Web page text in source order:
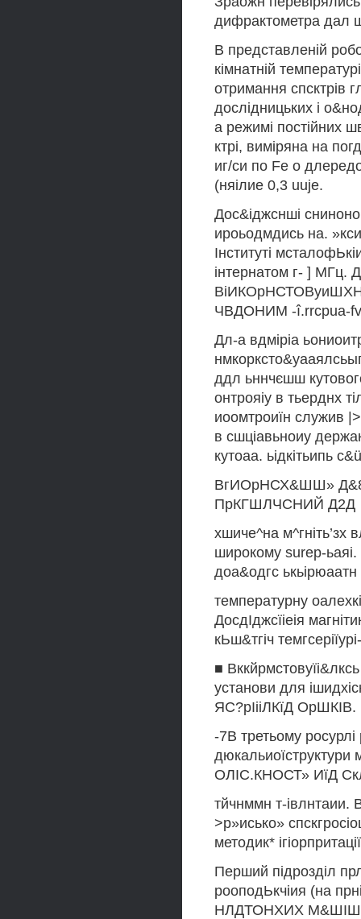
дифрактометра дал
В представленій
кімнатній
отримання спсктрів
дослідницьких і
а режимі постійних
ктрі, виміряна на
иг/си по Fe о
(няілие 0,3 uuje.
Дос&іджснші
ироьодмдись на.
Інституті
інтернатом г- ] МГц.
ВіИКОрНСТОВуиШХН
ЧВДОНИМ -î.rrcpua-
Дл-а вдміріа
ддл ьннчєшш
онтрояіу в тьерднх
иоомтроиїн служив
в сшціавьноиу
кутоаа. ьідкітьипь
ВгИОрНСХ&ШШ»
ПрКГШЛЧСНИЙ Д2Д
хшиче^на м^гніть’зх
широкому sureр-ьаяі.
доа&одгс ькьірюаатн
температурну
ДосдІджсїіеія
кЬш&тгіч
■
установи для
ЯС?рІііЛКїД ОрШКІВ.
-7В третьому
ОЛІС.КНОСТ» ИїД
тйчнммн т-івлнтаии.
>р»исько»
методик*
Перший підрозділ
рооподЬкчіия (на
НЛДТОНХИХ